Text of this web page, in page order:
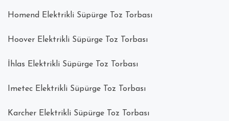
Homend Elektrikli Süpürge Toz Torbası
Hoover Elektrikli Süpürge Toz Torbası
İhlas Elektrikli Süpürge Toz Torbası
Imetec Elektrikli Süpürge Toz Torbası
Karcher Elektrikli Süpürge Toz Torbası